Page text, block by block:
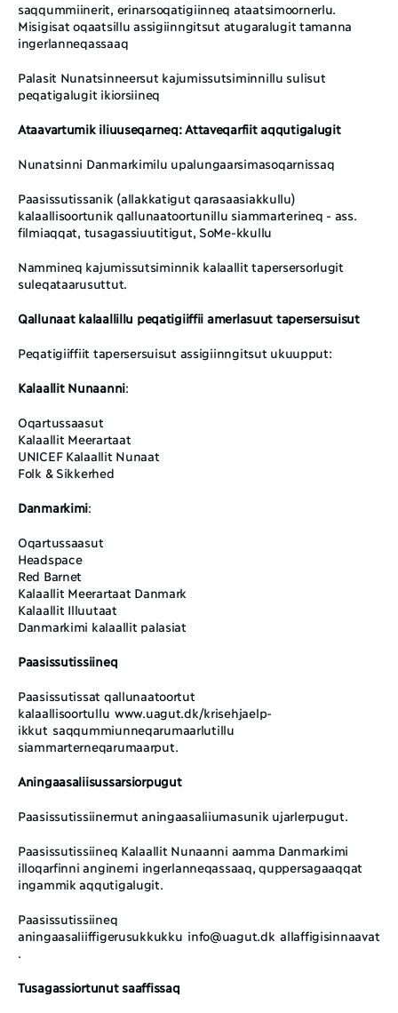
saqqummiinerit, erinarsoqatigiinneq ataatsimoornerlu.
Misigisat oqaatsillu assigiinngitsut atugaralugit tamanna
ingerlanneqassaaq
Palasit Nunatsinneersut kajumissutsiminnillu sulisut
peqatigalugit ikiorsiineq
Ataavartumik iliuuseqarneq: Attaveqarfiit aqqutigalugit
Nunatsinni Danmarkimilu upalungaarsimasoqarnissaq
Paasissutissanik (allakkatigut qarasaasiakkullu)
kalaallisoortunik qallunaatoortunillu siammarterineq - ass.
filmiaqqat, tusagassiuutitigut, SoMe-kkullu
Nammineq kajumissutsiminnik kalaallit tapersersorlugit
suleqataarusuttut.
Qallunaat kalaallillu peqatigiiffii amerlasuut tapersersuisut
Peqatigiiffiit tapersersuisut assigiinngitsut ukuupput:
Kalaallit Nunaanni:
Oqartussaasut
Kalaallit Meerartaat
UNICEF Kalaallit Nunaat
Folk & Sikkerhed
Danmarkimi:
Oqartussaasut
Headspace
Red Barnet
Kalaallit Meerartaat Danmark
Kalaallit Illuutaat
Danmarkimi kalaallit palasiat
Paasissutissiineq
Paasissutissat qallunaatoortut
kalaallisoortullu www.uagut.dk/krisehjaelp-
ikkut saqqummiunneqarumaarlutillu
siammarterneqarumaarput.
Aningaasaliisussarsiorpugut
Paasissutissiinermut aningaasaliiumasunik ujarlerpugut.
Paasissutissiineq Kalaallit Nunaanni aamma Danmarkimi
illoqarfinni anginerni ingerlanneqassaaq, quppersagaaqqat
ingammik aqqutigalugit.
Paasissutissiineq
aningaasaliiffigerusukkukku info@uagut.dk allaffigisinnaavat
Tusagassiortunut saaffissaq